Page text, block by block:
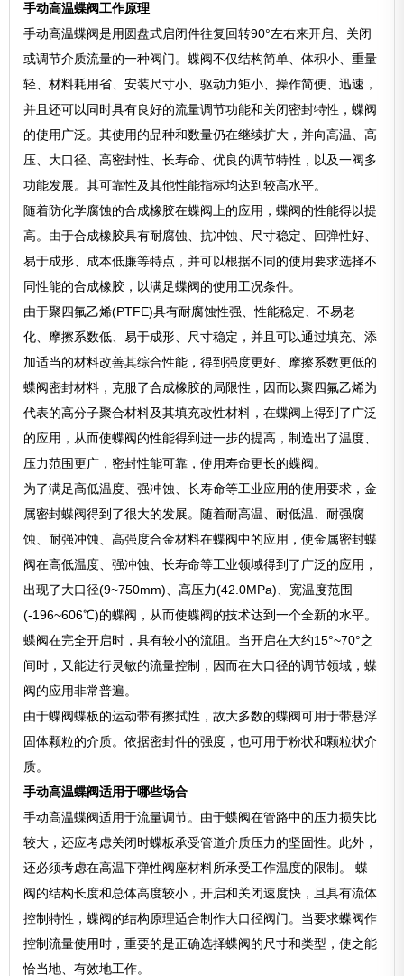
手动高温蝶阀工作原理
手动高温蝶阀是用圆盘式启闭件往复回转90°左右来开启、关闭
或调节介质流量的一种阀门。蝶阀不仅结构简单、体积小、重量
轻、材料耗用省、安装尺寸小、驱动力矩小、操作简便、迅速，
并且还可以同时具有良好的流量调节功能和关闭密封特性，蝶阀
的使用广泛。其使用的品种和数量仍在继续扩大，并向高温、高
压、大口径、高密封性、长寿命、优良的调节特性，以及一阀多
功能发展。其可靠性及其他性能指标均达到较高水平。
随着防化学腐蚀的合成橡胶在蝶阀上的应用，蝶阀的性能得以提
高。由于合成橡胶具有耐腐蚀、抗冲蚀、尺寸稳定、回弹性好、
易于成形、成本低廉等特点，并可以根据不同的使用要求选择不
同性能的合成橡胶，以满足蝶阀的使用工况条件。
由于聚四氟乙烯(PTFE)具有耐腐蚀性强、性能稳定、不易老
化、摩擦系数低、易于成形、尺寸稳定，并且可以通过填充、添
加适当的材料改善其综合性能，得到强度更好、摩擦系数更低的
蝶阀密封材料，克服了合成橡胶的局限性，因而以聚四氟乙烯为
代表的高分子聚合材料及其填充改性材料，在蝶阀上得到了广泛
的应用，从而使蝶阀的性能得到进一步的提高，制造出了温度、
压力范围更广，密封性能可靠，使用寿命更长的蝶阀。
为了满足高低温度、强冲蚀、长寿命等工业应用的使用要求，金
属密封蝶阀得到了很大的发展。随着耐高温、耐低温、耐强腐
蚀、耐强冲蚀、高强度合金材料在蝶阀中的应用，使金属密封蝶
阀在高低温度、强冲蚀、长寿命等工业领域得到了广泛的应用，
出现了大口径(9~750mm)、高压力(42.0MPa)、宽温度范围
(-196~606℃)的蝶阀，从而使蝶阀的技术达到一个全新的水平。
蝶阀在完全开启时，具有较小的流阻。当开启在大约15°~70°之
间时，又能进行灵敏的流量控制，因而在大口径的调节领域，蝶
阀的应用非常普遍。
由于蝶阀蝶板的运动带有擦拭性，故大多数的蝶阀可用于带悬浮
固体颗粒的介质。依据密封件的强度，也可用于粉状和颗粒状介
质。
手动高温蝶阀适用于哪些场合
手动高温蝶阀适用于流量调节。由于蝶阀在管路中的压力损失比
较大，还应考虑关闭时蝶板承受管道介质压力的坚固性。此外，
还必须考虑在高温下弹性阀座材料所承受工作温度的限制。 蝶
阀的结构长度和总体高度较小，开启和关闭速度快，且具有流体
控制特性，蝶阀的结构原理适合制作大口径阀门。当要求蝶阀作
控制流量使用时，重要的是正确选择蝶阀的尺寸和类型，使之能
恰当地、有效地工作。